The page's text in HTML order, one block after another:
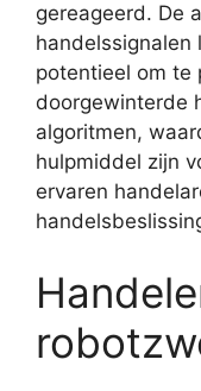
gereageerd. De
handelssignalen
potentieel om te
doorgewinterde
algoritmen,
hulpmiddel zijn
ervaren